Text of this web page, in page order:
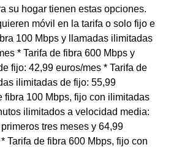
su hogar tienen estas opciones.
móvil en la tarifa o solo fijo e
100 Mbps y llamadas ilimitadas
* Tarifa de fibra 600 Mbps y
fijo: 42,99 euros/mes * Tarifa de
ilimitadas de fijo: 55,99
fibra 100 Mbps, fijo con ilimitadas
ilimitados a velocidad media:
tres meses y 64,99
Tarifa de fibra 600 Mbps, fijo con